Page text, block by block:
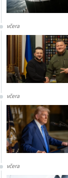
včera
včera
včera